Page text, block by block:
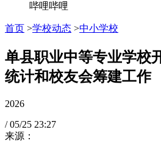
哔哩哔哩
首页 >学校动态 >中小学校
单县职业中等专业学校
统计和校友会筹建工作
2026
/ 05/25 23:27
来源：